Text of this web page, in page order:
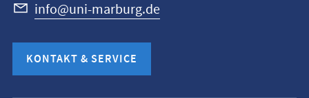
info@uni-marburg.de
KONTAKT & SERVICE